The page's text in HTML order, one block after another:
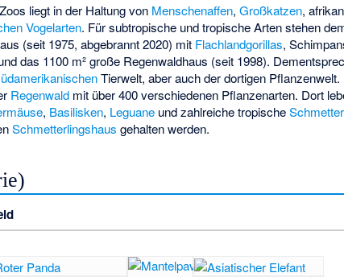
liegt in der Haltung von Menschenaffen,Großkatzen,
Vogelarten. Für subtropische und tropische Arten stehen
(seit 1975, abgebrannt 2020) mit Flachlandgorillas,
das 1100 m² große Regenwaldhaus (seit 1998).
Tierwelt, aber auch der dortigen
Regenwald mit über 400 verschiedenen Pflanzenarten. Dort
, Basilisken, Leguane und zahlreiche tropische
Schmetterlingshaus gehalten werden.